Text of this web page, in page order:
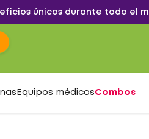
únicos durante todo el
Equipos médicosCombos